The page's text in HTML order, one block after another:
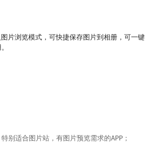
片浏览模式，可快捷保存图片到相册，可一键
别适合图片站，有图片预览需求的APP；